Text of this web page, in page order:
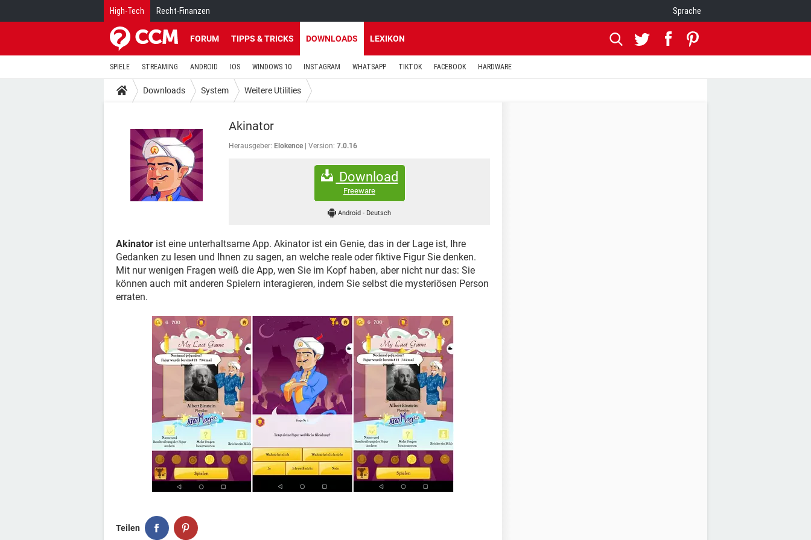
High-Tech Recht-Finanzen Sprache
FORUM TIPPS & TRICKS DOWNLOADS LEXIKON
SPIELE STREAMING ANDROID IOS WINDOWS 10 INSTAGRAM WHATSAPP TIKTOK FACEBOOK HARDWARE
Downloads System Weitere Utilities
Akinator
Herausgeber: Elokence Version: 7.0.16
Download
Freeware
Android- Deutsch
Akinator ist eine unterhaltsame App. Akinator ist ein Genie, das in der Lage ist, Ihre
Gedanken zu lesen und Ihnen zu sagen, an welche reale oder fiktive Figur Sie denken.
Mit nur wenigen Fragen weiß die App, wen Sie im Kopf haben, aber nicht nur das: Sie
können auch mit anderen Spielern interagieren, indem Sie selbst die mysteriösen Person
erraten.
Teilen